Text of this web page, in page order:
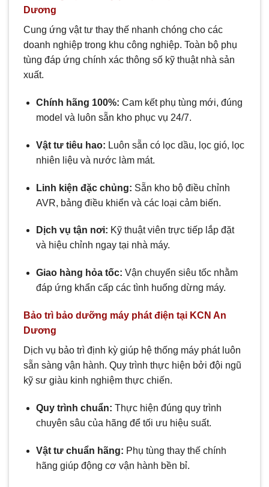
Dương
Cung ứng vật tư thay thế nhanh chóng cho các
doanh nghiệp trong khu công nghiệp. Toàn bộ phụ
tùng đáp ứng chính xác thông số kỹ thuật nhà sản
xuất.
Chính hãng 100%: Cam kết phụ tùng mới, đúng
model và luôn sẵn kho phục vụ 24/7.
Vật tư tiêu hao: Luôn sẵn có lọc dầu, lọc gió, lọc
nhiên liệu và nước làm mát.
Linh kiện đặc chủng: Sẵn kho bộ điều chỉnh
AVR, bảng điều khiển và các loại cảm biến.
Dịch vụ tận nơi: Kỹ thuật viên trực tiếp lắp đặt
và hiệu chỉnh ngay tại nhà máy.
Giao hàng hỏa tốc: Vận chuyển siêu tốc nhằm
đáp ứng khẩn cấp các tình huống dừng máy.
Bảo trì bảo dưỡng máy phát điện tại KCN An
Dương
Dịch vụ bảo trì định kỳ giúp hệ thống máy phát luôn
sẵn sàng vận hành. Quy trình thực hiện bởi đội ngũ
kỹ sư giàu kinh nghiệm thực chiến.
Quy trình chuẩn: Thực hiện đúng quy trình
chuyên sâu của hãng để tối ưu hiệu suất.
Vật tư chuẩn hãng: Phụ tùng thay thế chính
hãng giúp động cơ vận hành bền bỉ.